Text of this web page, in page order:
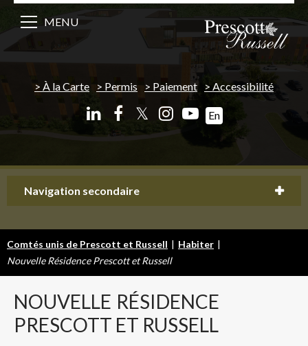
À la Carte Permis Paiement Accessibilité
𝕏 En
MENU
Navigation secondaire
Comtés unis de Prescott et Russell | Habiter |
Nouvelle Résidence Prescott et Russell
NOUVELLE RÉSIDENCE
PRESCOTT ET RUSSELL